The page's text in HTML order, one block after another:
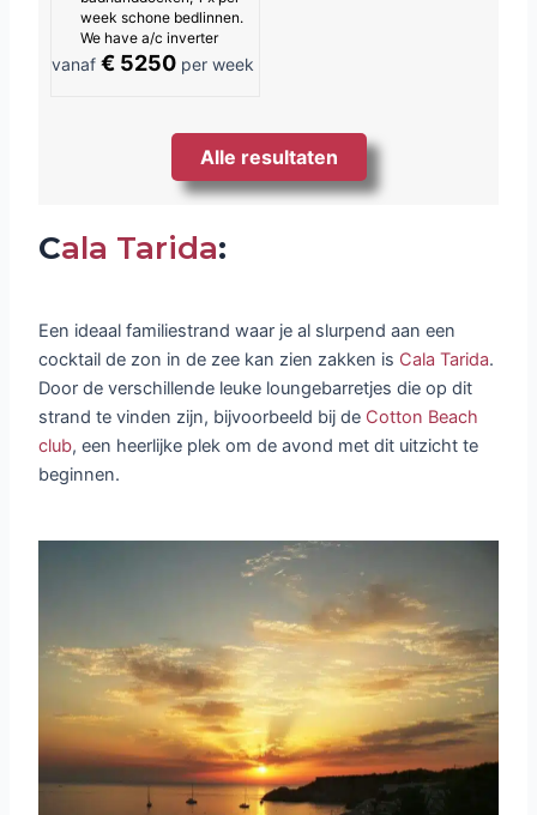
week schone bedlinnen.
We have a/c inverter
vanaf€ 5250 per week
Alle resultaten
Cala Tarida:
Een ideaal familiestrand waar je al slurpend aan een
cocktail de zon in de zee kan zien zakken is Cala Tarida.
Door de verschillende leuke loungebarretjes die op dit
strand te vinden zijn, bijvoorbeeld bij de Cotton Beach
club, een heerlijke plek om de avond met dit uitzicht te
beginnen.